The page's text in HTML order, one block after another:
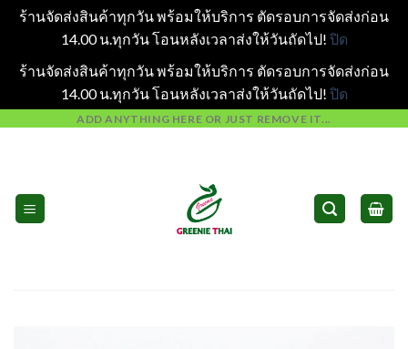
ร้านจัดส่งสินค้าทุกวัน พร้อมให้บริการ ตัดรอบการจัดส่งก่อน
14.00 น.ทุกวัน โอนหลังเวลาส่งให้วันถัดไป! ปิด
ร้านจัดส่งสินค้าทุกวัน พร้อมให้บริการ ตัดรอบการจัดส่งก่อน
14.00 น.ทุกวัน โอนหลังเวลาส่งให้วันถัดไป! ปิด
ADD ANYTHING HERE OR JUST REMOVE IT...